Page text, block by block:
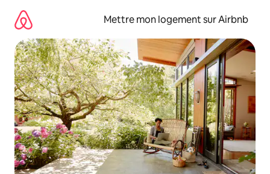
directement
contenu
Mettre mon logement sur Airbnb